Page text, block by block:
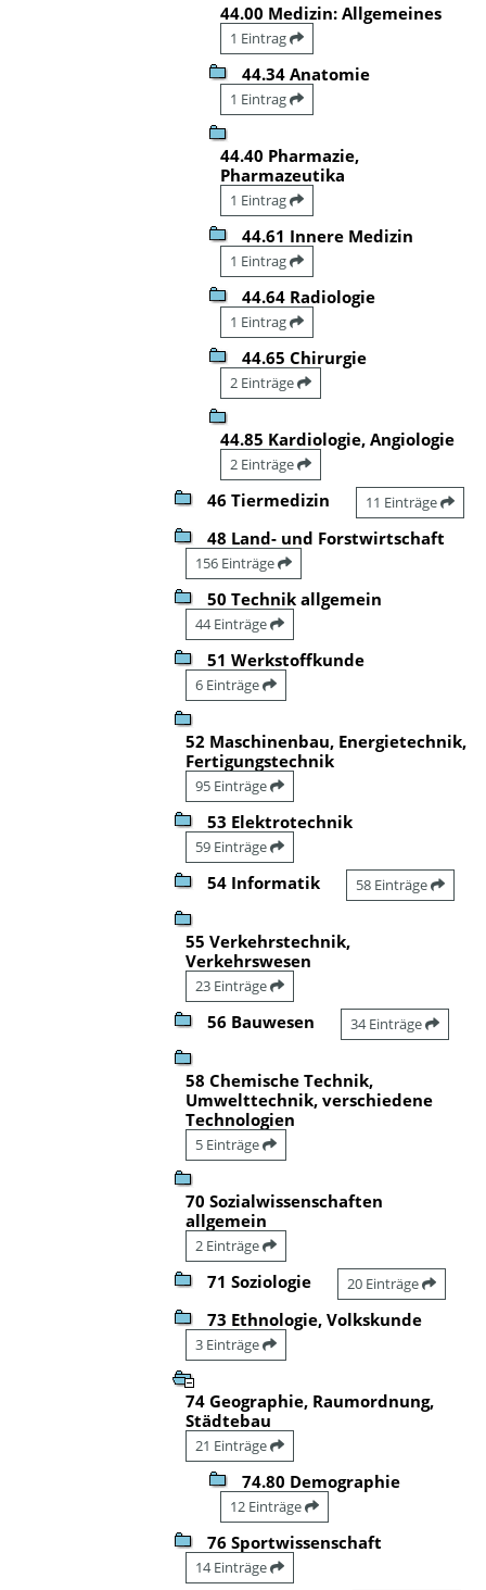
44.00 Medizin: Allgemeines
1 Eintrag
44.34 Anatomie
1 Eintrag
44.40 Pharmazie,
Pharmazeutika
1 Eintrag
44.61 Innere Medizin
1 Eintrag
44.64 Radiologie
1 Eintrag
44.65 Chirurgie
2 Einträge
44.85 Kardiologie, Angiologie
2 Einträge
46 Tiermedizin 11 Einträge
48 Land- und Forstwirtschaft
156 Einträge
50 Technik allgemein
44 Einträge
51 Werkstoffkunde
6 Einträge
52 Maschinenbau, Energietechnik,
Fertigungstechnik
95 Einträge
53 Elektrotechnik
59 Einträge
54 Informatik 58 Einträge
55 Verkehrstechnik,
Verkehrswesen
23 Einträge
56 Bauwesen 34 Einträge
58 Chemische Technik,
Umwelttechnik, verschiedene
Technologien
5 Einträge
70 Sozialwissenschaften
allgemein
2 Einträge
71 Soziologie 20 Einträge
73 Ethnologie, Volkskunde
3 Einträge
74 Geographie, Raumordnung,
Städtebau
21 Einträge
74.80 Demographie
12 Einträge
76 Sportwissenschaft
14 Einträge